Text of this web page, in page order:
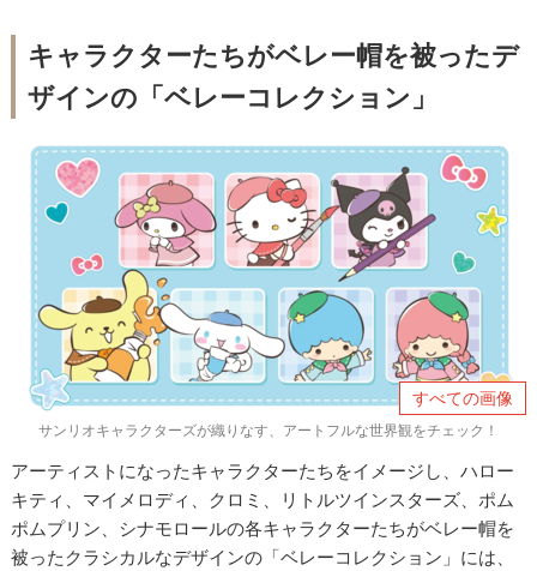
キャラクターたちがベレー帽を被ったデ
ザインの「ベレーコレクション」
すべての画像
サンリオキャラクターズが織りなす、アートフルな世界観をチェック！
アーティストになったキャラクターたちをイメージし、ハロー
キティ、マイメロディ、クロミ、リトルツインスターズ、ポム
ポムプリン、シナモロールの各キャラクターたちがベレー帽を
被ったクラシカルなデザインの「ベレーコレクション」には、